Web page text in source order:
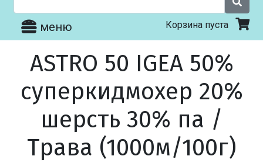
меню Корзина пуста
ASTRO 50 IGEA 50%
суперкидмохер 20%
шерсть 30% па /
Трава (1000м/100г)